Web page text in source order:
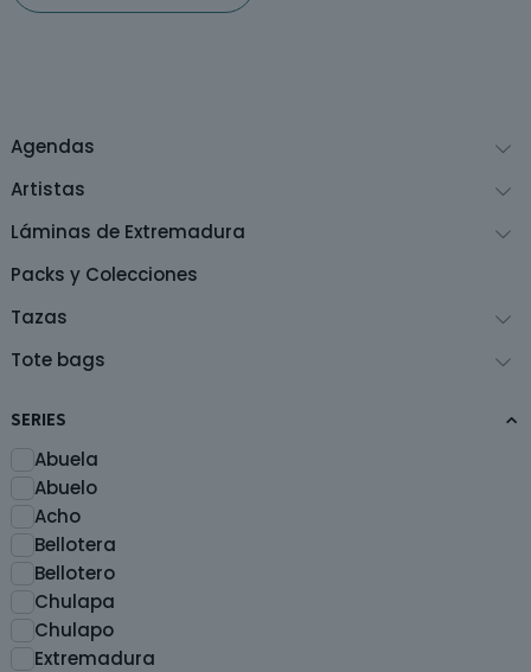
Agendas
Artistas
Láminas de Extremadura
Packs y Colecciones
Tazas
Tote bags
SERIES
Abuela
Abuelo
Acho
Bellotera
Bellotero
Chulapa
Chulapo
Extremadura